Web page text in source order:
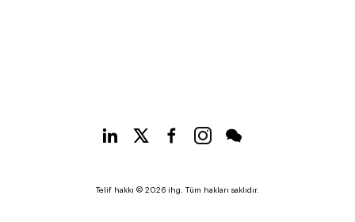
Telif hakkı © 2026 ihg. Tüm hakları saklıdır.